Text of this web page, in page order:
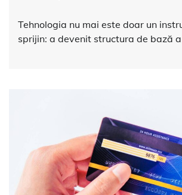
Tehnologia nu mai este doar un
sprijin: a devenit structura de bază